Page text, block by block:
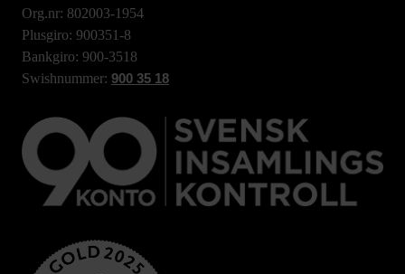
Org.nr: 802003-1954
Plusgiro: 900351-8
Bankgiro: 900-3518
Swishnummer: 900 35 18